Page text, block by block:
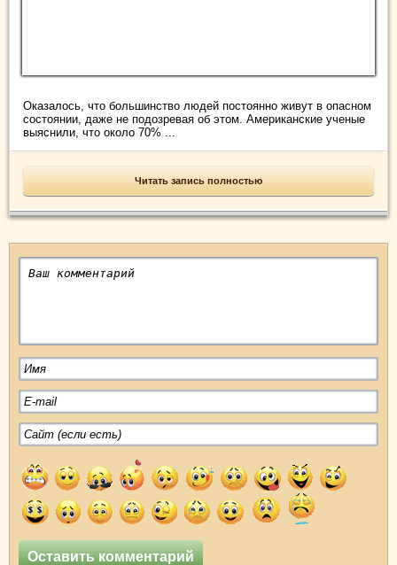
Оказалось, что большинство людей постоянно живут в опасном
состоянии, даже не подозревая об этом. Американские ученые
выяснили, что около 70% ...
Читать запись полностью